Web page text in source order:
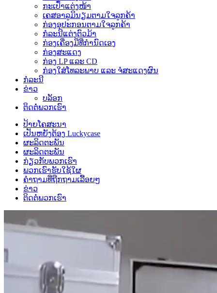
ກະເປົ໋າແຕ່ງໜ້າ
ເຄສອາລູມິນຽມຕາມໃຈລູກຄ້າ
ກ່ອງອຸປະກອນຕາມໃຈລູກຄ້າ
ກໍລະນີແຕ່ງຕົວມ້າ
ກ່ອງເຄື່ອງມືທີ່ກຳນົດເອງ
ກ່ອງສະແດງ
ກ່ອງ LP ແລະ CD
ກ່ອງໃສ່ໂທລະພາບ ແລະ ຈໍສະແດງຜົນ
ກໍລະນີ
ຂ່າວ
ບລັອກ
ຕິດຕໍ່ພວກເຮົາ
ປ້າຍໂຄສະນາ
ເປັນຫຍັງຕ້ອງ Luckycase
ຜະລິດຕະພັນ
ຜະລິດຕະພັນ
ກ່ຽວກັບພວກເຮົາ
ພວກເຮົາຮັບໃຊ້ໃຜ
ຄຳຖາມທີ່ຖືກຖາມເລື້ອຍໆ
ຂ່າວ
ຕິດຕໍ່ພວກເຮົາ